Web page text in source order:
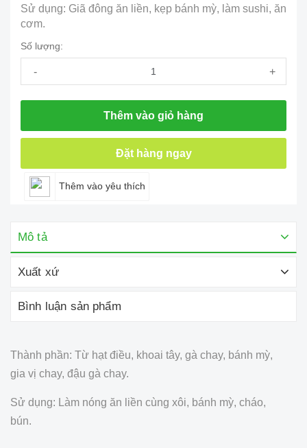
Sử dụng: Giã đông ăn liền, kẹp bánh mỳ, làm sushi, ăn
cơm.
Số lượng:
- +
Thêm vào giỏ hàng
Đặt hàng ngay
Thêm vào yêu thích
Mô tả
Xuất xứ
Bình luận sản phẩm
Thành phần: Từ hạt điều, khoai tây, gà chay, bánh mỳ,
gia vị chay, đậu gà chay.
Sử dụng: Làm nóng ăn liền cùng xôi, bánh mỳ, cháo,
bún.